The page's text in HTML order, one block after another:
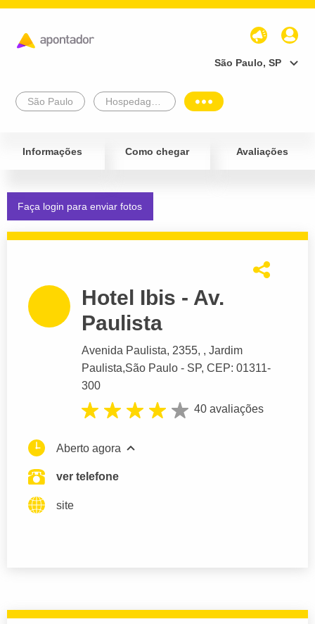
São Paulo, SP
São Paulo
Informações Como chegar Avaliações
Faça login para enviar fotos
Hotel Ibis - Av.
Paulista
Avenida Paulista, 2355, , Jardim
Paulista,São Paulo - SP, CEP: 01311-
300
40 avaliações
Aberto agora
ver telefone
site